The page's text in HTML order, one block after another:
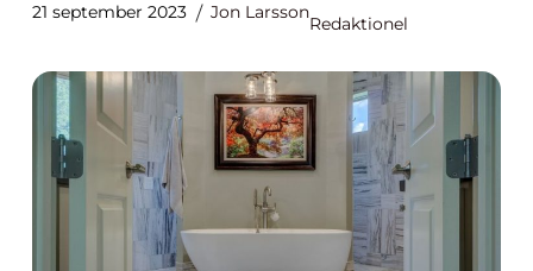
21 september 2023 Jon Larsson
Redaktionel